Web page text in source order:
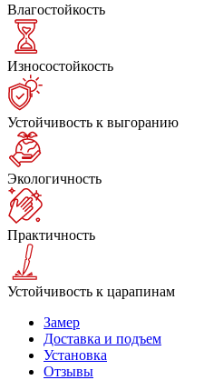
Влагостойкость
Износостойкость
Устойчивость к выгоранию
Экологичность
Практичность
Устойчивость к царапинам
Замер
Доставка и подъем
Установка
Отзывы